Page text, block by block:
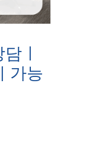
ㅣ
가능